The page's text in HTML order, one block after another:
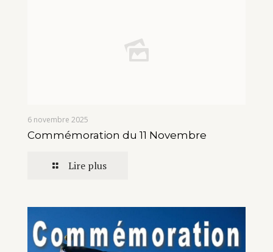
6 novembre 2025
Commémoration du 11 Novembre
Lire plus